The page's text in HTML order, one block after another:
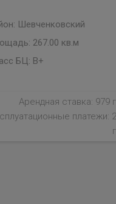
Шевченковский
267.00 кв.м
БЦ: B+
Арендная ставка: 979
платежи: